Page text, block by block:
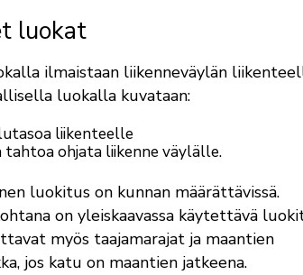
luokat
ilmaistaan liikenneväylän
luokalla kuvataan:
liikenteelle
tahtoa ohjata liikenne väylälle.
luokitus on kunnan määrättävissä.
on yleiskaavassa käytettävä
myös taajamarajat ja maantien
jos katu on maantien jatkeena.